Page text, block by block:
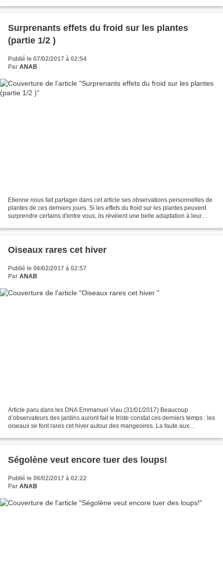
Surprenants effets du froid sur les plantes
(partie 1/2 )
Publié le 07/02/2017 à 02:54
Par ANAB
Etienne nous fait partager dans cet article ses observations personnelles de
plantes de ces derniers jours. Si les effets du froid sur les plantes peuvent
surprendre certains d'entre vous, ils révèlent une belle adaptation à leur
Oiseaux rares cet hiver
Publié le 06/02/2017 à 02:57
Par ANAB
Article paru dans les DNA Emmanuel Viau (31/01/2017) Beaucoup
d’observateurs des jardins auront fait le triste constat ces derniers temps : les
oiseaux se font rares cet hiver autour des mangeoires. La faute aux
Ségolène veut encore tuer des loups!
Publié le 06/02/2017 à 02:22
Par ANAB